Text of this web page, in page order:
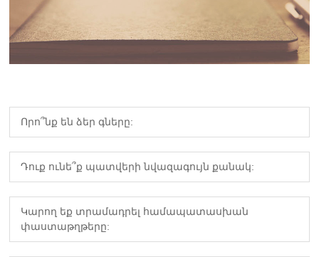
Որո՞նք են ձեր գները:
Դուք ունե՞ք պատվերի նվազագույն քանակ:
Կարող եք տրամադրել համապատասխան
փաստաթղթերը: